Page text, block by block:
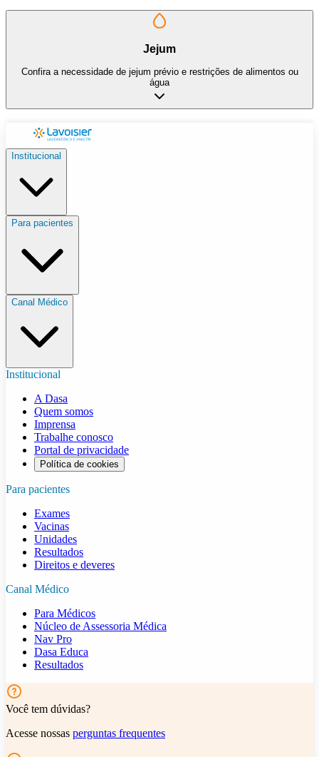
Jejum
Confira a necessidade de jejum prévio e restrições de alimentos ou
água
Institucional
Para pacientes
Canal Médico
Institucional
A Dasa
Quem somos
Imprensa
Trabalhe conosco
Portal de privacidade
Política de cookies
Para pacientes
Exames
Vacinas
Unidades
Resultados
Direitos e deveres
Canal Médico
Para Médicos
Núcleo de Assessoria Médica
Nav Pro
Dasa Educa
Resultados
Você tem dúvidas?
Acesse nossas perguntas frequentes